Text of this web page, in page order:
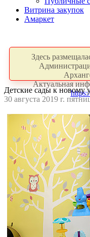
Витрина закупок
Амаркет
Здесь
Актуальная
Детские сады к новому
30 августа 2019 г.